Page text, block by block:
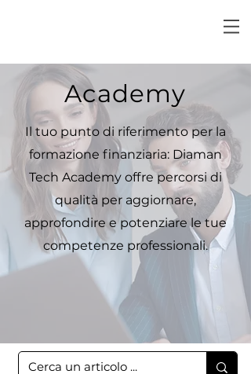
Academy
Il tuo punto di riferimento per la
formazione finanziaria: Diaman
Tech Academy offre percorsi di
qualità per aggiornare,
approfondire e potenziare le tue
competenze professionali.